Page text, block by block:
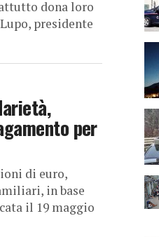
dona loro
presidente
per
di euro,
in base
il 19 maggio